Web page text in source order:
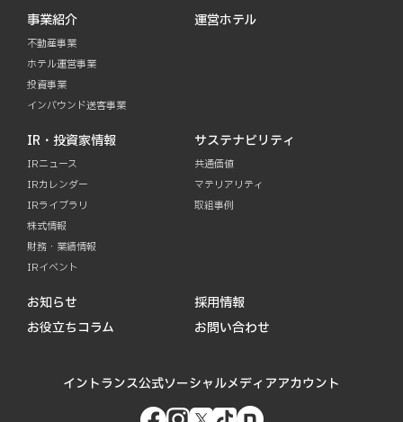
事業紹介
不動産事業
ホテル運営事業
投資事業
インバウンド送客事業
運営ホテル
IR・投資家情報
IRニュース
IRカレンダー
IRライブラリ
株式情報
財務・業績情報
IRイベント
サステナビリティ
共通価値
マテリアリティ
取組事例
お知らせ
お役立ちコラム
採用情報
お問い合わせ
イントランス公式ソーシャルメディアアカウント